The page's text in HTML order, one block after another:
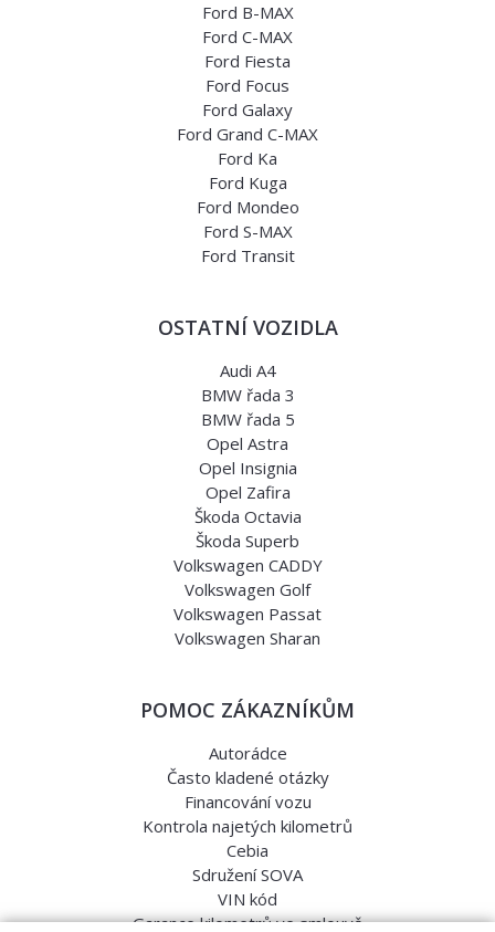
Ford B-MAX
Ford C-MAX
Ford Fiesta
Ford Focus
Ford Galaxy
Ford Grand C-MAX
Ford Ka
Ford Kuga
Ford Mondeo
Ford S-MAX
Ford Transit
OSTATNÍ VOZIDLA
Audi A4
BMW řada 3
BMW řada 5
Opel Astra
Opel Insignia
Opel Zafira
Škoda Octavia
Škoda Superb
Volkswagen CADDY
Volkswagen Golf
Volkswagen Passat
Volkswagen Sharan
POMOC ZÁKAZNÍKŮM
Autorádce
Často kladené otázky
Financování vozu
Kontrola najetých kilometrů
Cebia
Sdružení SOVA
VIN kód
Garance kilometrů ve smlouvě